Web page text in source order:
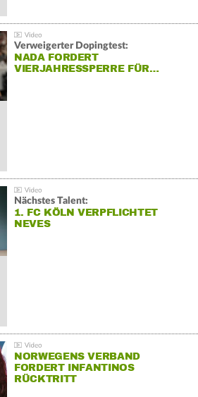
Verweigerter Dopingtest:
NADA FORDERT
VIERJAHRESSPERRE FÜR…
Nächstes Talent:
1. FC KÖLN VERPFLICHTET
NEVES
NORWEGENS VERBAND
FORDERT INFANTINOS
RÜCKTRITT